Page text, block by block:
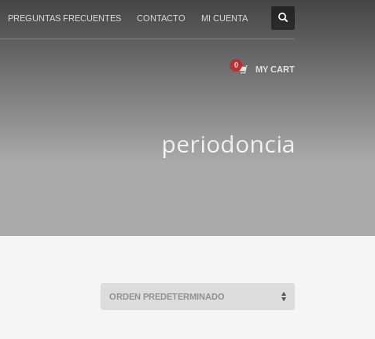
PREGUNTAS FRECUENTES CONTACTO MI CUENTA
MY CART
periodoncia